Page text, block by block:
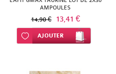
AMPOULES
14,90 € 13,41 €
Ajouter à ma liste d’envie
AJOUTER